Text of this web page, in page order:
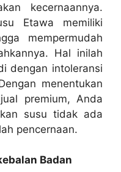
kecernaannya.
Etawa memiliki
mempermudah
Hal inilah
dengan intoleransi
menentukan
premium, Anda
susu tidak ada
pencernaan.
Badan